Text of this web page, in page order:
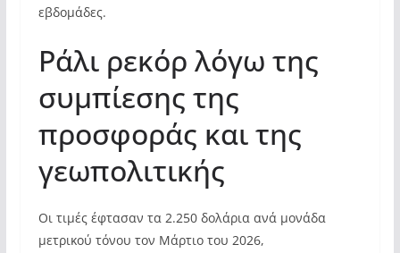
εβδομάδες.
Ράλι ρεκόρ λόγω της
συμπίεσης της
προσφοράς και της
γεωπολιτικής
Οι τιμές έφτασαν τα 2.250 δολάρια ανά μονάδα
μετρικού τόνου τον Μάρτιο του 2026,